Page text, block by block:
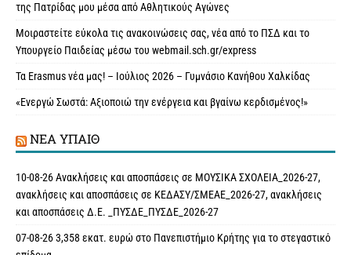
της Πατρίδας μου μέσα από Αθλητικούς Αγώνες
Μοιραστείτε εύκολα τις ανακοινώσεις σας, νέα από το ΠΣΔ και το
Υπουργείο Παιδείας μέσω του webmail.sch.gr/express
Τα Erasmus νέα μας! – Ιούλιος 2026 – Γυμνάσιο Κανήθου Χαλκίδας
«Ενεργώ Σωστά: Αξιοποιώ την ενέργεια και βγαίνω κερδισμένος!»
ΝΈΑ ΥΠAΙΘ
10-08-26 Ανακλήσεις και αποσπάσεις σε ΜΟΥΣΙΚΑ ΣΧΟΛΕΙΑ_2026-27,
ανακλήσεις και αποσπάσεις σε ΚΕΔΑΣΥ/ΣΜΕΑΕ_2026-27, ανακλήσεις
και αποσπάσεις Δ.Ε. _ΠΥΣΔΕ_ΠΥΣΔΕ_2026-27
07-08-26 3,358 εκατ. ευρώ στο Πανεπιστήμιο Κρήτης για το στεγαστικό